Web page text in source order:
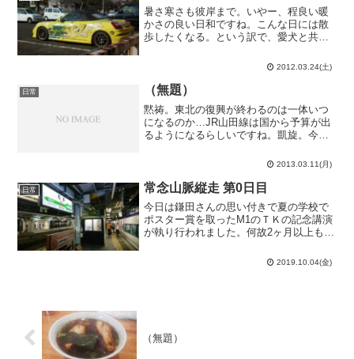
暑さ寒さも彼岸まで。いやー、程良い暖
かさの良い日和ですね。こんな日には散
歩したくなる。という訳で、愛犬と共に
春18切符を買いにJR半田駅へ。…とその
「洩矢神」……洩矢！...
2012.03.24(土)
日常 （無題）
黙祷。東北の復興が終わるのは一体いつ
になるのか…JR山田線は国から予算が出
るようになるらしいですね。凱旋。今日
忘れて入学出来なかった、というのは洒
落にならないので。銀行は大繁盛だな…
やっぱり、入学金の払い...
2013.03.11(月)
日常 常念山脈縦走 第0日目
今日は鎌田さんの思い付きで夏の学校で
ポスター賞を取ったM1のＴＫの記念講演
が執り行われました。何故2ヶ月以上も経
ノートを用いたもので、整然としていて
かなり上手な発表でした。何より板書が
2019.10.04(金)
（無題）